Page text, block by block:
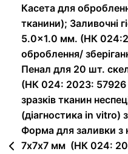
Касета для
тканини); Заливочні
5.0×1.0 мм. (НК
оброблення/
Пенал для 20 шт.
(НК 024: 2023: 57926
зразків тканин
(діагностика in vitro)
Форма для заливки з
7х7х7 мм (НК 024: